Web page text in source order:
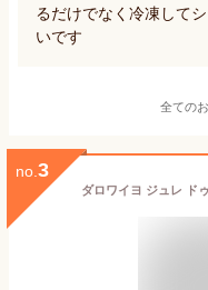
るだけでなく冷凍して
いです
全ての
no. 3